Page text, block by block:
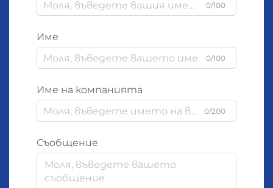
0/100
Име
0/100
Име на компанията
0/200
Съобщение